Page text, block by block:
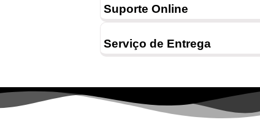
Suporte Online
Serviço de Entrega